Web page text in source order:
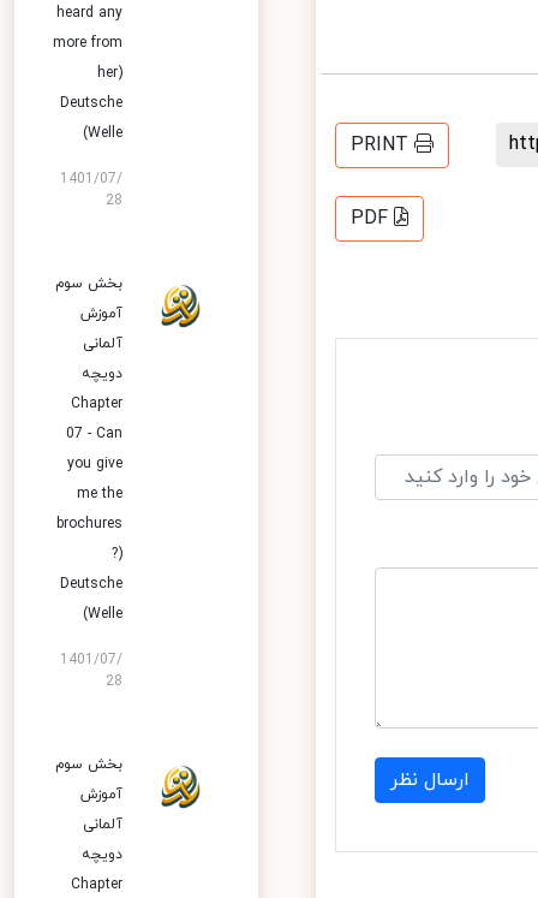
PRINT
PDF
ارسال نظر
heard any
more from
her)
Deutsche
Welle)
1401/07/
28
بخش سوم
آموزش
آلمانی
دویچه
Chapter
07 - Can
you give
me the
brochures
Deutsche
Welle)
1401/07/
28
بخش سوم
آموزش
آلمانی
دویچه
Chapter